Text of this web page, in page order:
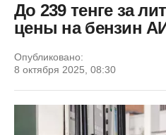
До 239 тенге за
цены на бензин
Опубликовано:
8 октября 2025, 08:30